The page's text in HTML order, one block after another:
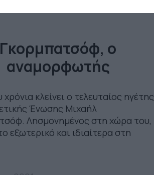
Γκορμπατσόφ, ο
αναμορφωτής
κλείνει ο τελευταίος ηγέτης
Ένωσης Μιχαήλ
Λησμονημένος στη χώρα του,
εξωτερικό και ιδιαίτερα στη